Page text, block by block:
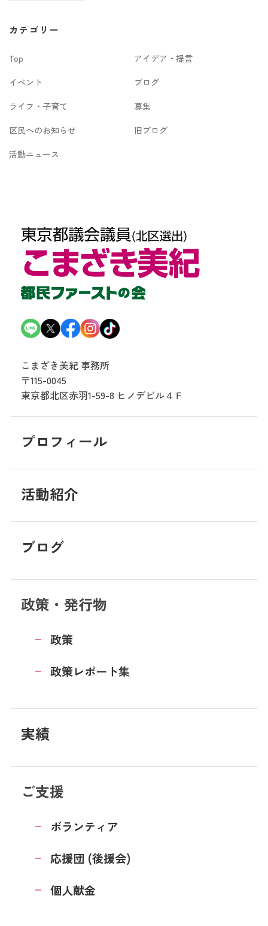
カ
ブ
カテゴリー
Top
アイデア・提言
イベント
ブログ
ライフ・子育て
募集
区民へのお知らせ
旧ブログ
活動ニュース
こまざき美紀 事務所
〒115-0045
東京都北区赤羽1-59-8 ヒノデビル４Ｆ
プロフィール
活動紹介
ブログ
政策・発行物
政策
政策レポート集
実績
ご支援
ボランティア
応援団 (後援会)
個人献金